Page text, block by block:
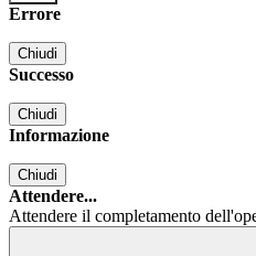
Errore
Chiudi
Successo
Chiudi
Informazione
Chiudi
Attendere...
Attendere il completamento